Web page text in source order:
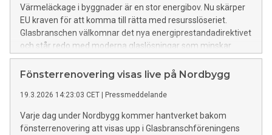
Värmeläckage i byggnader är en stor energibov. Nu skärper
EU kraven för att komma till rätta med resursslöseriet.
Glasbranschen välkomnar det nya energiprestandadirektivet
och står redo med moderna glaslösningar som minskar
värmeförlusterna med upp till 30 procent. Produkterna och
kompetensen finns. Nu är det upp till marknaden och
Fönsterrenovering visas live på Nordbygg
19.3.2026 14:23:03 CET | Pressmeddelande
Varje dag under Nordbygg kommer hantverket bakom
fönsterrenovering att visas upp i Glasbranschföreningens